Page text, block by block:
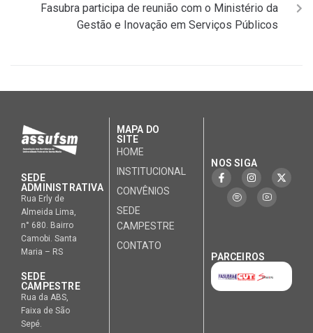
Fasubra participa de reunião com o Ministério da
Gestão e Inovação em Serviços Públicos
SEDE
ADMINISTRATIVA
Rua Erly de
Almeida Lima,
n° 680. Bairro
Camobi. Santa
Maria – RS
SEDE
CAMPESTRE
Rua da ABS,
Faixa de São
Sepé.
MAPA DO
SITE
HOME
INSTITUCIONAL
CONVÊNIOS
SEDE
CAMPESTRE
CONTATO
NOS SIGA
PARCEIROS